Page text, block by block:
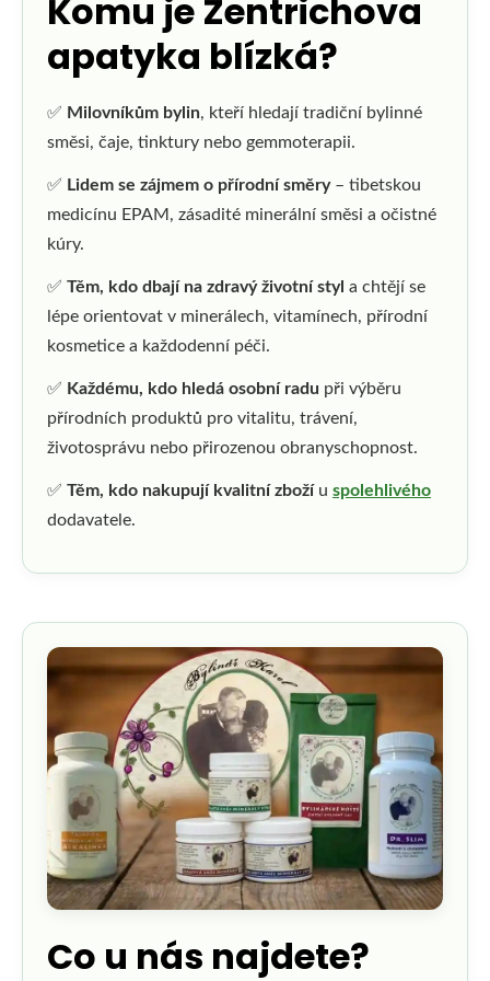
Komu je Zentrichova
apatyka blízká?
✅ Milovníkům bylin, kteří hledají tradiční bylinné
směsi, čaje, tinktury nebo gemmoterapii.
✅ Lidem se zájmem o přírodní směry– tibetskou
medicínu EPAM, zásadité minerální směsi a očistné
kúry.
✅ Těm, kdo dbají na zdravý životní styl a chtějí se
lépe orientovat v minerálech, vitamínech, přírodní
kosmetice a každodenní péči.
✅ Každému, kdo hledá osobní radu při výběru
přírodních produktů pro vitalitu, trávení,
životosprávu nebo přirozenou obranyschopnost.
✅ Těm, kdo nakupují kvalitní zbožíu spolehlivého
dodavatele.
Co u nás najdete?